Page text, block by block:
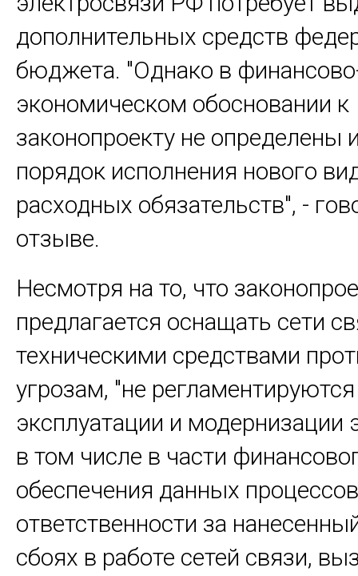
дополнительных средств
бюджета. "Однако в
экономическом обосновании к
законопроекту не определены
порядок исполнения нового
расходных обязательств", -
отзыве.
Несмотря на то, что
предлагается оснащать сети
техническими средствами
угрозам, "не
эксплуатации и модернизации
в том числе в части
обеспечения данных
ответственности за
сбоях в работе сетей связи,